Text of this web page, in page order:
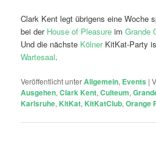
Clark Kent legt übrigens eine Woche
bei der House of PleasureimGrande
Und die nächste KölnerKitKat-Party
Wartesaal.
Veröffentlicht unterAllgemein, Events |
Ausgehen,Clark Kent,Culteum,
Karlsruhe, KitKat, KitKatClub,Orange